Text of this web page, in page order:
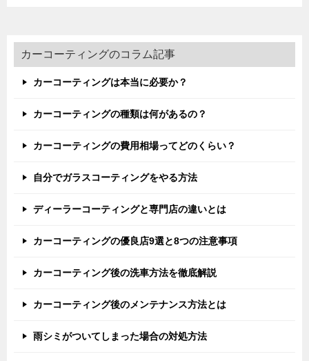
カーコーティングのコラム記事
カーコーティングは本当に必要か？
カーコーティングの種類は何があるの？
カーコーティングの費用相場ってどのくらい？
自分でガラスコーティングをやる方法
ディーラーコーティングと専門店の違いとは
カーコーティングの優良店9選と8つの注意事項
カーコーティング後の洗車方法を徹底解説
カーコーティング後のメンテナンス方法とは
雨シミがついてしまった場合の対処方法